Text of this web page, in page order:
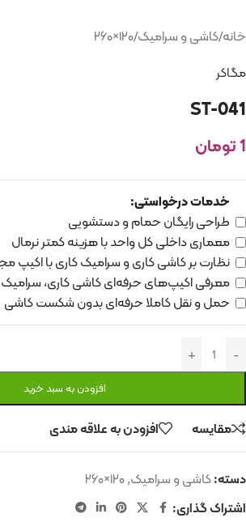
خانه/کاشی و سرامیک/۱۲۰×۲۶۰
مگاکر
ST-041
1تومان
خدمات درخواستی:
طراحی رایگان حمام و دستشویی
معماری داخلی کل واحد با هزینه کمتر نرمال
نظارت بر کاشی کاری و سرامیک کاری با اکیپ
معرفی اکیپ‌های حرفه‌ای کاشی کاری، سرامیک
حمل و نقل کاملا حرفه‌ای بدون شکست کاشی
افزودن به سبد خرید
مقایسه افزودن به علاقه مندی
دسته:کاشی و سرامیک,۱۲۰×۲۶۰
اشتراک گذاری: